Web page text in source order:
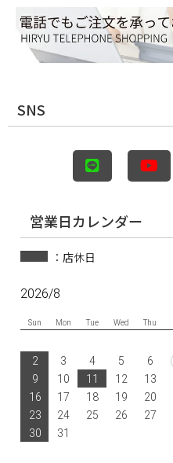
SNS
営業日カレンダー
：店休日
2026/8
Sun Mon Tue Wed Thu
2
3 4 5 6
9
10 11 12 13
16
17 18 19 20
23
24 25 26 27
30
31